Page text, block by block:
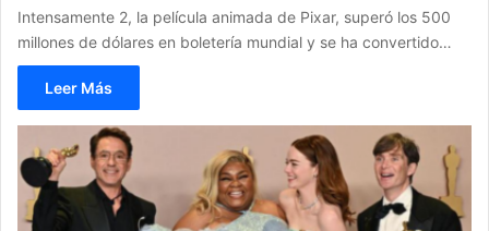
Intensamente 2, la película animada de Pixar, superó los 500
millones de dólares en boletería mundial y se ha convertido…
Leer Más